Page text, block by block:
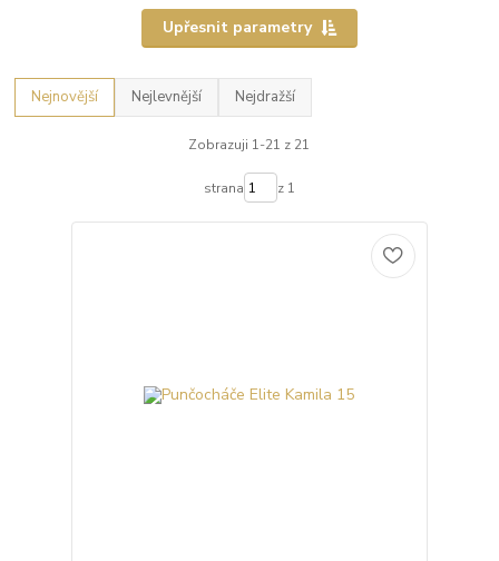
Upřesnit parametry
Nejnovější Nejlevnější Nejdražší
Zobrazuji 1-21 z 21
strana z 1